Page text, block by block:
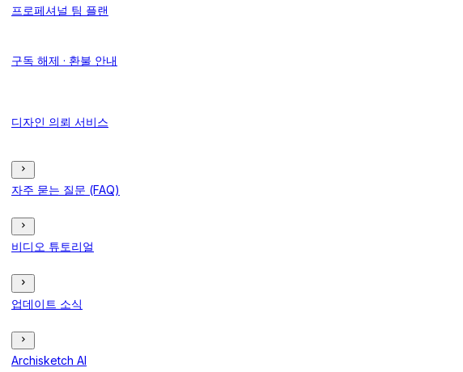
프로페셔널 팀 플랜
구독 해제 · 환불 안내
디자인 의뢰 서비스
자주 묻는 질문 (FAQ)
비디오 튜토리얼
업데이트 소식
Archisketch AI